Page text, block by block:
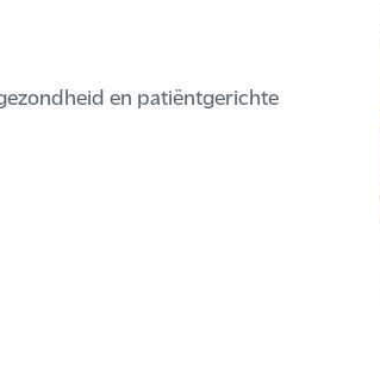
en patiëntgerichte